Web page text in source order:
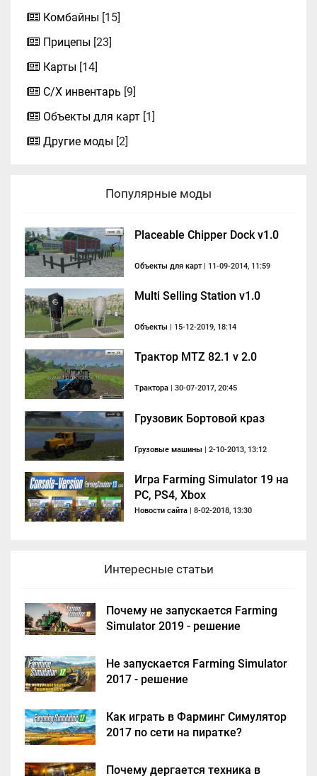
Комбайны [15]
Прицепы [23]
Карты [14]
С/Х инвентарь [9]
Объекты для карт [1]
Другие моды [2]
Популярные моды
Placeable Chipper Dock v1.0
Объекты для карт| 11-09-2014, 11:59
Multi Selling Station v1.0
Объекты | 15-12-2019, 18:14
Трактор MTZ 82.1 v 2.0
Трактора | 30-07-2017, 20:45
Грузовик Бортовой краз
Грузовые машины | 2-10-2013, 13:12
Игра Farming Simulator 19 на
PC, PS4, Xbox
Новости сайта | 8-02-2018, 13:30
Интересные статьи
Почему не запускается Farming
Simulator 2019 - решение
Не запускается Farming Simulator
2017 - решение
Как играть в Фарминг Симулятор
2017 по сети на пиратке?
Почему дергается техника в